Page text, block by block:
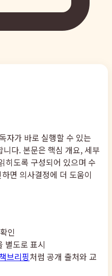
자가 바로 실행할 수 있는
다. 본문은 핵심 개요, 세부
히도록 구성되어 있으며 수
면 의사결정에 더 도움이
인
별도로 표시
브리핑처럼 공개 출처와 교